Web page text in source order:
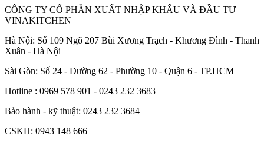
CÔNG TY CỔ PHẦN XUẤT NHẬP KHẨU VÀ ĐẦU TƯ
VINAKITCHEN
Hà Nội: Số 109 Ngõ 207 Bùi Xương Trạch - Khương Đình - Thanh
Xuân - Hà Nội
Sài Gòn: Số 24 - Đường 62 - Phường 10 - Quận 6 - TP.HCM
Hotline : 0969 578 901 - 0243 232 3683
Bảo hành - kỹ thuật: 0243 232 3684
CSKH: 0943 148 666